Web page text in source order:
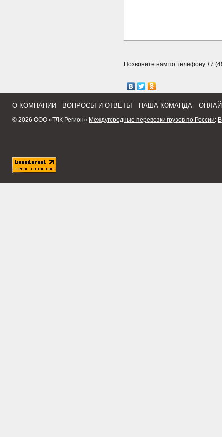
Позвоните нам по телефону +7
О КОМПАНИИ ВОПРОСЫ И ОТВЕТЫ НАША КОМАНДА
© 2026 ООО «ТЛК Регион» Междугородные перевозки грузов по России: